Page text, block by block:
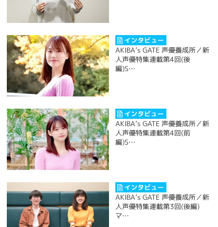
AKIBA’s GATE 声優養成所／新
人声優特集連載第4回(後
編)S…
AKIBA’s GATE 声優養成所／新
人声優特集連載第4回(前
編)S…
AKIBA’s GATE 声優養成所／新
人声優特集連載第3回(後編)
マ…